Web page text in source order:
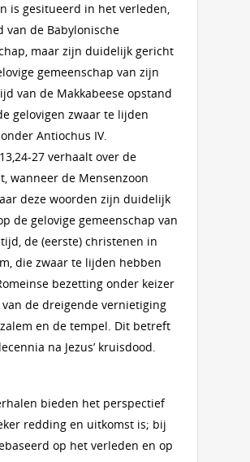
is gesitueerd in het verleden,
van de Babylonische
maar zijn duidelijk gericht
gemeenschap van zijn
van de Makkabeese opstand
gelovigen zwaar te lijden
Antiochus IV.
27 verhaalt over de
wanneer de Mensenzoon
deze woorden zijn duidelijk
de gelovige gemeenschap van
tijd, de (eerste) christenen in
die zwaar te lijden hebben
bezetting onder keizer
van de dreigende vernietiging
en de tempel. Dit betreft
na Jezus’ kruisdood.
bieden het perspectief
redding en uitkomst is; bij
op het verleden en op